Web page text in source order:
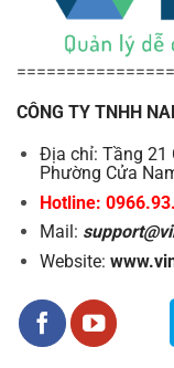
CÔNG TY TNHH
Địa chỉ: Tầng 21
Phường Cửa
Hotline:
Mail:
Website: